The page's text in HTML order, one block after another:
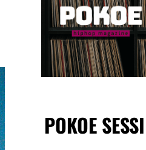
POKOE